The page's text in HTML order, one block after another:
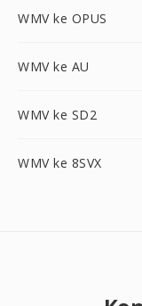
WMV ke OPUS
WMV ke AU
WMV ke SD2
WMV ke 8SVX